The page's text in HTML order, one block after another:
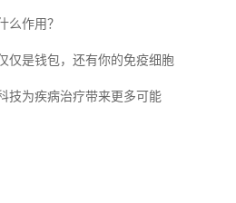
么作用？
仅是钱包，还有你的免疫细胞
技为疾病治疗带来更多可能